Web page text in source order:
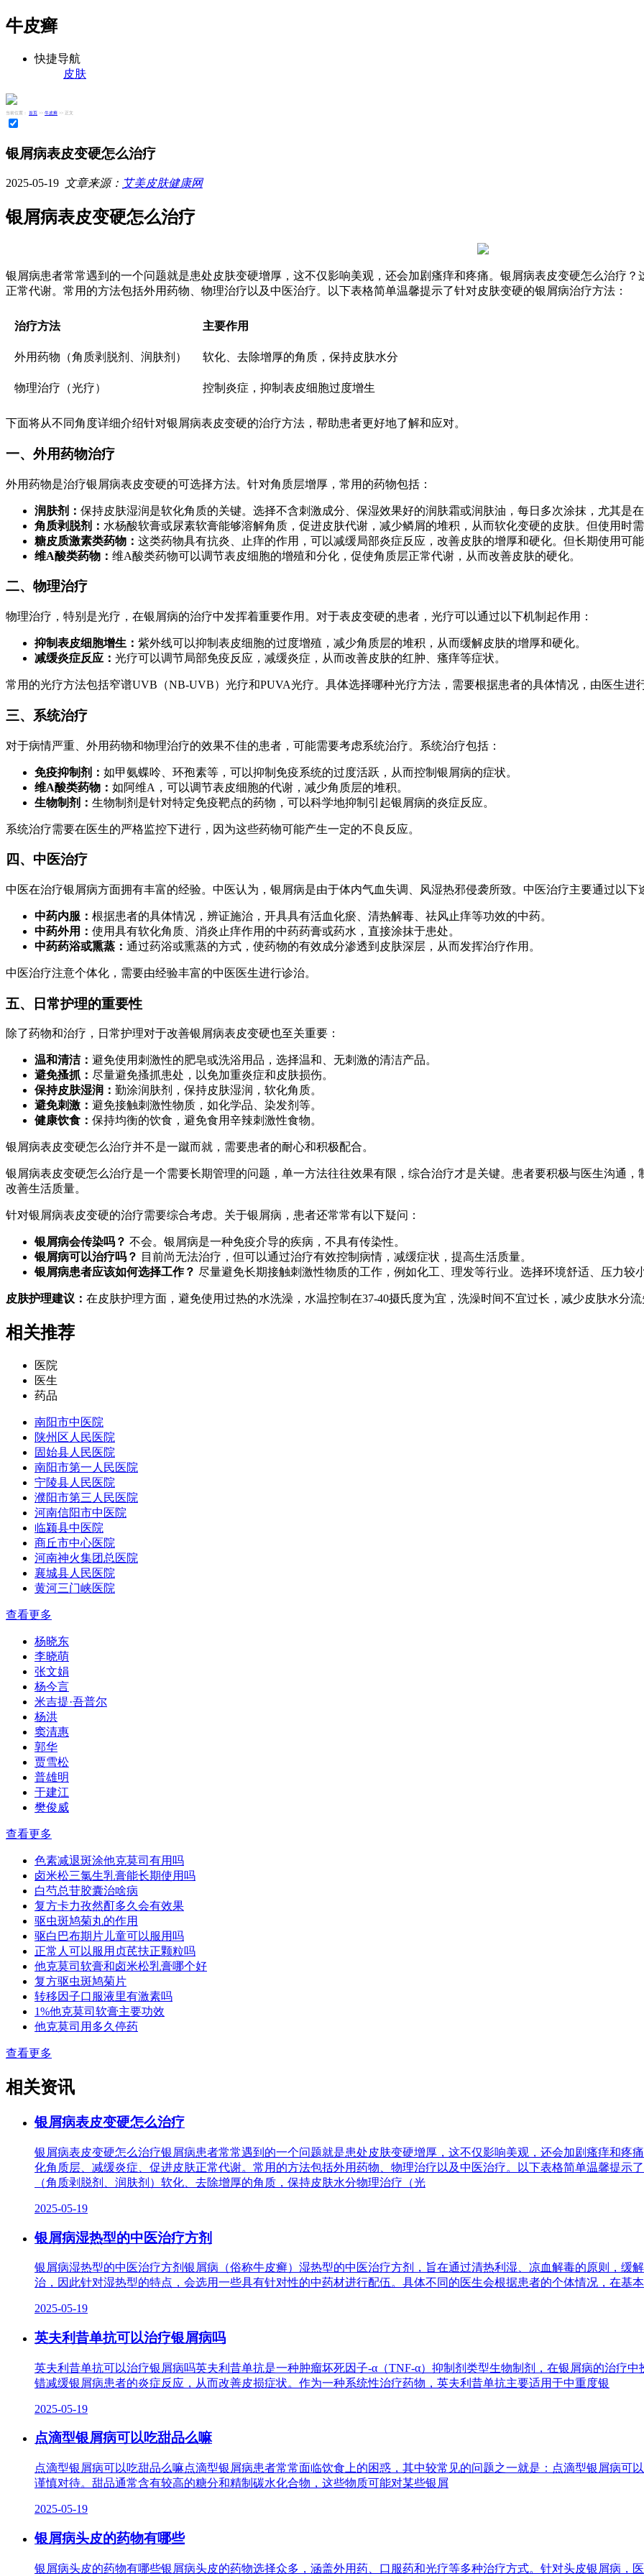
牛皮癣
快捷导航
皮肤
当前位置： 首页 >> 牛皮癣 >> 正文
银屑病表皮变硬怎么治疗
2025-05-19 文章来源： 艾美皮肤健康网
银屑病表皮变硬怎么治疗
银屑病患者常常遇到的一个问题就是患处皮肤变硬增厚，这不仅影响美观，还会加剧瘙痒和疼痛。银屑病表皮变硬怎么治疗
正常代谢。常用的方法包括外用药物、物理治疗以及中医治疗。以下表格简单温馨提示了针对皮肤变硬的银屑病治疗方法：
治疗方法 主要作用
外用药物（角质剥脱剂、润肤剂） 软化、去除增厚的角质，保持皮肤水分
物理治疗（光疗） 控制炎症，抑制表皮细胞过度增生
下面将从不同角度详细介绍针对银屑病表皮变硬的治疗方法，帮助患者更好地了解和应对。
一、外用药物治疗
外用药物是治疗银屑病表皮变硬的可选择方法。针对角质层增厚，常用的药物包括：
润肤剂： 保持皮肤湿润是软化角质的关键。选择不含刺激成分、保湿效果好的润肤霜或润肤油，每日多次涂抹，尤其是
角质剥脱剂： 水杨酸软膏或尿素软膏能够溶解角质，促进皮肤代谢，减少鳞屑的堆积，从而软化变硬的皮肤。但使用时
糖皮质激素类药物： 这类药物具有抗炎、止痒的作用，可以减缓局部炎症反应，改善皮肤的增厚和硬化。但长期使用可
维A酸类药物： 维A酸类药物可以调节表皮细胞的增殖和分化，促使角质层正常代谢，从而改善皮肤的硬化。
二、物理治疗
物理治疗，特别是光疗，在银屑病的治疗中发挥着重要作用。对于表皮变硬的患者，光疗可以通过以下机制起作用：
抑制表皮细胞增生： 紫外线可以抑制表皮细胞的过度增殖，减少角质层的堆积，从而缓解皮肤的增厚和硬化。
减缓炎症反应： 光疗可以调节局部免疫反应，减缓炎症，从而改善皮肤的红肿、瘙痒等症状。
常用的光疗方法包括窄谱UVB（NB-UVB）光疗和PUVA光疗。具体选择哪种光疗方法，需要根据患者的具体情况，由医生进
三、系统治疗
对于病情严重、外用药物和物理治疗的效果不佳的患者，可能需要考虑系统治疗。系统治疗包括：
免疫抑制剂： 如甲氨蝶呤、环孢素等，可以抑制免疫系统的过度活跃，从而控制银屑病的症状。
维A酸类药物： 如阿维A，可以调节表皮细胞的代谢，减少角质层的堆积。
生物制剂： 生物制剂是针对特定免疫靶点的药物，可以科学地抑制引起银屑病的炎症反应。
系统治疗需要在医生的严格监控下进行，因为这些药物可能产生一定的不良反应。
四、中医治疗
中医在治疗银屑病方面拥有丰富的经验。中医认为，银屑病是由于体内气血失调、风湿热邪侵袭所致。中医治疗主要通过以下
中药内服： 根据患者的具体情况，辨证施治，开具具有活血化瘀、清热解毒、祛风止痒等功效的中药。
中药外用： 使用具有软化角质、消炎止痒作用的中药药膏或药水，直接涂抹于患处。
中药药浴或熏蒸： 通过药浴或熏蒸的方式，使药物的有效成分渗透到皮肤深层，从而发挥治疗作用。
中医治疗注意个体化，需要由经验丰富的中医医生进行诊治。
五、日常护理的重要性
除了药物和治疗，日常护理对于改善银屑病表皮变硬也至关重要：
温和清洁： 避免使用刺激性的肥皂或洗浴用品，选择温和、无刺激的清洁产品。
避免搔抓： 尽量避免搔抓患处，以免加重炎症和皮肤损伤。
保持皮肤湿润： 勤涂润肤剂，保持皮肤湿润，软化角质。
避免刺激： 避免接触刺激性物质，如化学品、染发剂等。
健康饮食： 保持均衡的饮食，避免食用辛辣刺激性食物。
银屑病表皮变硬怎么治疗并不是一蹴而就，需要患者的耐心和积极配合。
银屑病表皮变硬怎么治疗是一个需要长期管理的问题，单一方法往往效果有限，综合治疗才是关键。患者要积极与医生沟通
改善生活质量。
针对银屑病表皮变硬的治疗需要综合考虑。关于银屑病，患者还常常有以下疑问：
银屑病会传染吗？ 不会。银屑病是一种免疫介导的疾病，不具有传染性。
银屑病可以治疗吗？ 目前尚无法治疗，但可以通过治疗有效控制病情，减缓症状，提高生活质量。
银屑病患者应该如何选择工作？ 尽量避免长期接触刺激性物质的工作，例如化工、理发等行业。选择环境舒适、压力较
皮肤护理建议： 在皮肤护理方面，避免使用过热的水洗澡，水温控制在37-40摄氏度为宜，洗澡时间不宜过长，减少皮肤水分
相关推荐
医院
医生
药品
南阳市中医院
陕州区人民医院
固始县人民医院
南阳市第一人民医院
宁陵县人民医院
濮阳市第三人民医院
河南信阳市中医院
临颍县中医院
商丘市中心医院
河南神火集团总医院
襄城县人民医院
黄河三门峡医院
查看更多
杨晓东
李晓萌
张文娟
杨今言
米吉提·吾普尔
杨洪
窦清惠
郭华
贾雪松
普雄明
于建江
樊俊威
查看更多
色素减退斑涂他克莫司有用吗
卤米松三氯生乳膏能长期使用吗
白芍总苷胶囊治啥病
复方卡力孜然酊多久会有效果
驱虫斑鸠菊丸的作用
驱白巴布期片儿童可以服用吗
正常人可以服用贞芪扶正颗粒吗
他克莫司软膏和卤米松乳膏哪个好
复方驱虫斑鸠菊片
转移因子口服液里有激素吗
1%他克莫司软膏主要功效
他克莫司用多久停药
查看更多
相关资讯
银屑病表皮变硬怎么治疗
银屑病表皮变硬怎么治疗银屑病患者常常遇到的一个问题就是患处皮肤变硬增厚，这不仅影响美观，还会加剧瘙痒和疼
化角质层、减缓炎症、促进皮肤正常代谢。常用的方法包括外用药物、物理治疗以及中医治疗。以下表格简单温馨提示
（角质剥脱剂、润肤剂）软化、去除增厚的角质，保持皮肤水分物理治疗（光
2025-05-19
银屑病湿热型的中医治疗方剂
银屑病湿热型的中医治疗方剂银屑病（俗称牛皮癣）湿热型的中医治疗方剂，旨在通过清热利湿、凉血解毒的原则，缓
治，因此针对湿热型的特点，会选用一些具有针对性的中药材进行配伍。具体不同的医生会根据患者的个体情况，在基
2025-05-19
英夫利昔单抗可以治疗银屑病吗
英夫利昔单抗可以治疗银屑病吗英夫利昔单抗是一种肿瘤坏死因子-α（TNF-α）抑制剂类型生物制剂，在银屑病的治疗
错减缓银屑病患者的炎症反应，从而改善皮损症状。作为一种系统性治疗药物，英夫利昔单抗主要适用于中重度银
2025-05-19
点滴型银屑病可以吃甜品么嘛
点滴型银屑病可以吃甜品么嘛点滴型银屑病患者常常面临饮食上的困惑，其中较常见的问题之一就是：点滴型银屑病可
谨慎对待。甜品通常含有较高的糖分和精制碳水化合物，这些物质可能对某些银屑
2025-05-19
银屑病头皮的药物有哪些
银屑病头皮的药物有哪些银屑病头皮的药物选择众多，涵盖外用药、口服药和光疗等多种治疗方式。针对头皮银屑病，